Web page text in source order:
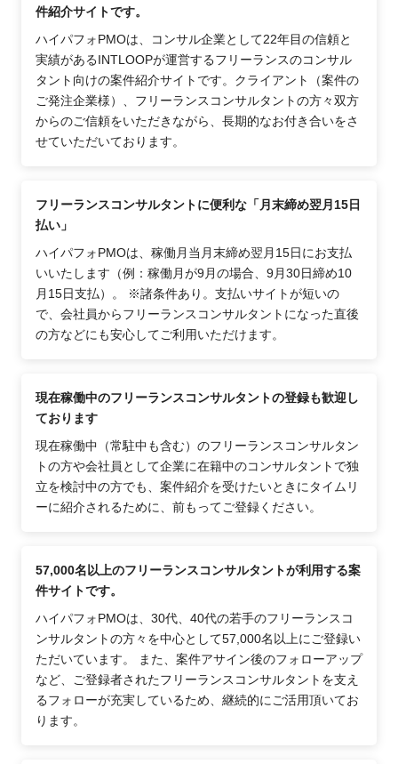
件紹介サイトです。
ハイパフォPMOは、コンサル企業として22年目の信頼と
実績があるINTLOOPが運営するフリーランスのコンサル
タント向けの案件紹介サイトです。クライアント（案件の
ご発注企業様）、フリーランスコンサルタントの方々双方
からのご信頼をいただきながら、長期的なお付き合いをさ
せていただいております。
フリーランスコンサルタントに便利な「月末締め翌月15日
払い」
ハイパフォPMOは、稼働月当月末締め翌月15日にお支払
いいたします（例：稼働月が9月の場合、9月30日締め10
月15日支払）。 ※諸条件あり。支払いサイトが短いの
で、会社員からフリーランスコンサルタントになった直後
の方などにも安心してご利用いただけます。
現在稼働中のフリーランスコンサルタントの登録も歓迎し
ております
現在稼働中（常駐中も含む）のフリーランスコンサルタン
トの方や会社員として企業に在籍中のコンサルタントで独
立を検討中の方でも、案件紹介を受けたいときにタイムリ
ーに紹介されるために、前もってご登録ください。
57,000名以上のフリーランスコンサルタントが利用する案
件サイトです。
ハイパフォPMOは、30代、40代の若手のフリーランスコ
ンサルタントの方々を中心として57,000名以上にご登録い
ただいています。 また、案件アサイン後のフォローアップ
など、ご登録者されたフリーランスコンサルタントを支え
るフォローが充実しているため、継続的にご活用頂いてお
ります。